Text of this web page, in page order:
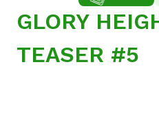
GLORY
TEASER #5